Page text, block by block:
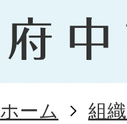
ホーム 組